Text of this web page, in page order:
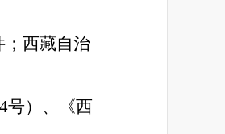
；西藏自治
号）、《西